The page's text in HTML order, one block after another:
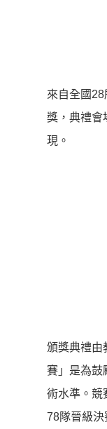
來自全國
獎，典禮會
現。
頒獎典禮由
賽」是為鼓
術水準。競
78隊晉級